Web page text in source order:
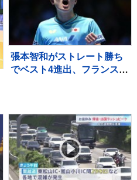
張本智和がストレート勝ち
でベスト4進出、フランスの